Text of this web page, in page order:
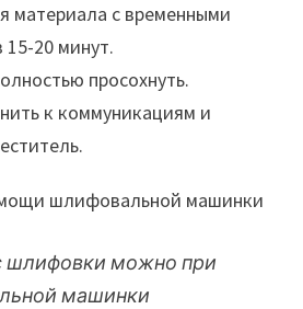
материала с временными
20 минут.
просохнуть.
к коммуникациям и
шлифовки можно при
машинки